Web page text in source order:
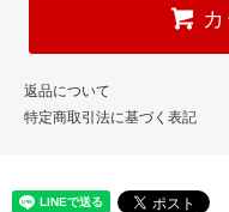
返品について
特定商取引法に基づく表記